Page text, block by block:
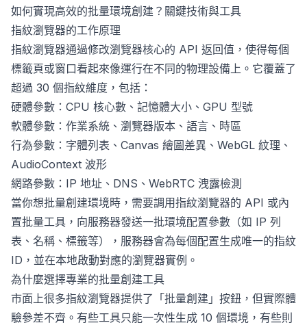
如何實現高效的批量環境創建？關鍵技術與工具
指紋瀏覽器的工作原理
指紋瀏覽器通過修改瀏覽器核心的 API 返回值，使得每個
標籤頁或窗口看起來像運行在不同的物理設備上。它覆蓋了
超過 30 個指紋維度，包括：
硬體參數：CPU 核心數、記憶體大小、GPU 型號
軟體參數：作業系統、瀏覽器版本、語言、時區
行為參數：字體列表、Canvas 繪圖差異、WebGL 紋理、
AudioContext 波形
網路參數：IP 地址、DNS、WebRTC 洩露檢測
當你想批量創建環境時，需要調用指紋瀏覽器的 API 或內
置批量工具，向服務器發送一批環境配置參數（如 IP 列
表、名稱、標籤等），服務器會為每個配置生成唯一的指紋
ID，並在本地啟動對應的瀏覽器實例。
為什麼選擇專業的批量創建工具
市面上很多指紋瀏覽器提供了「批量創建」按鈕，但實際體
驗參差不齊。有些工具只能一次性生成 10 個環境，有些則